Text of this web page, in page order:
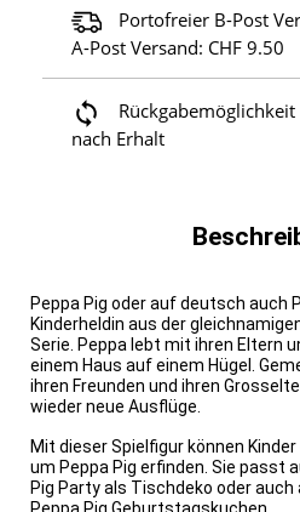
Portofreier B-Post
A-Post Versand: CHF 9.50
nach Erhalt
Peppa Pig oder auf deutsch auch
Kinderheldin aus der
Serie. Peppa lebt mit ihren Eltern
einem Haus auf einem Hügel.
ihren Freunden und ihren
wieder neue Ausflüge.
Mit dieser Spielfigur können
um Peppa Pig erfinden. Sie passt
Pig Party als Tischdeko oder
Peppa Pig Geburtstagskuchen.